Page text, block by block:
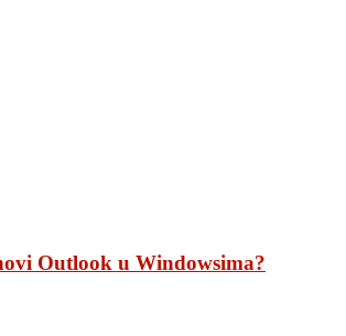
Outlook u Windowsima?